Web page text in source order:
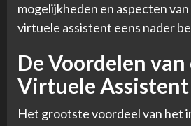
mogelijkheden en aspecten
virtuele assistent eens nader
De Voordelen van
Virtuele Assistent
Het grootste voordeel van het